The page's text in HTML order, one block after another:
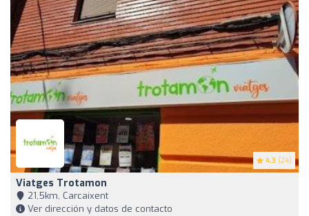
4.3 (24)
Viatges Trotamon
21,5km, Carcaixent
Ver dirección y datos de contacto